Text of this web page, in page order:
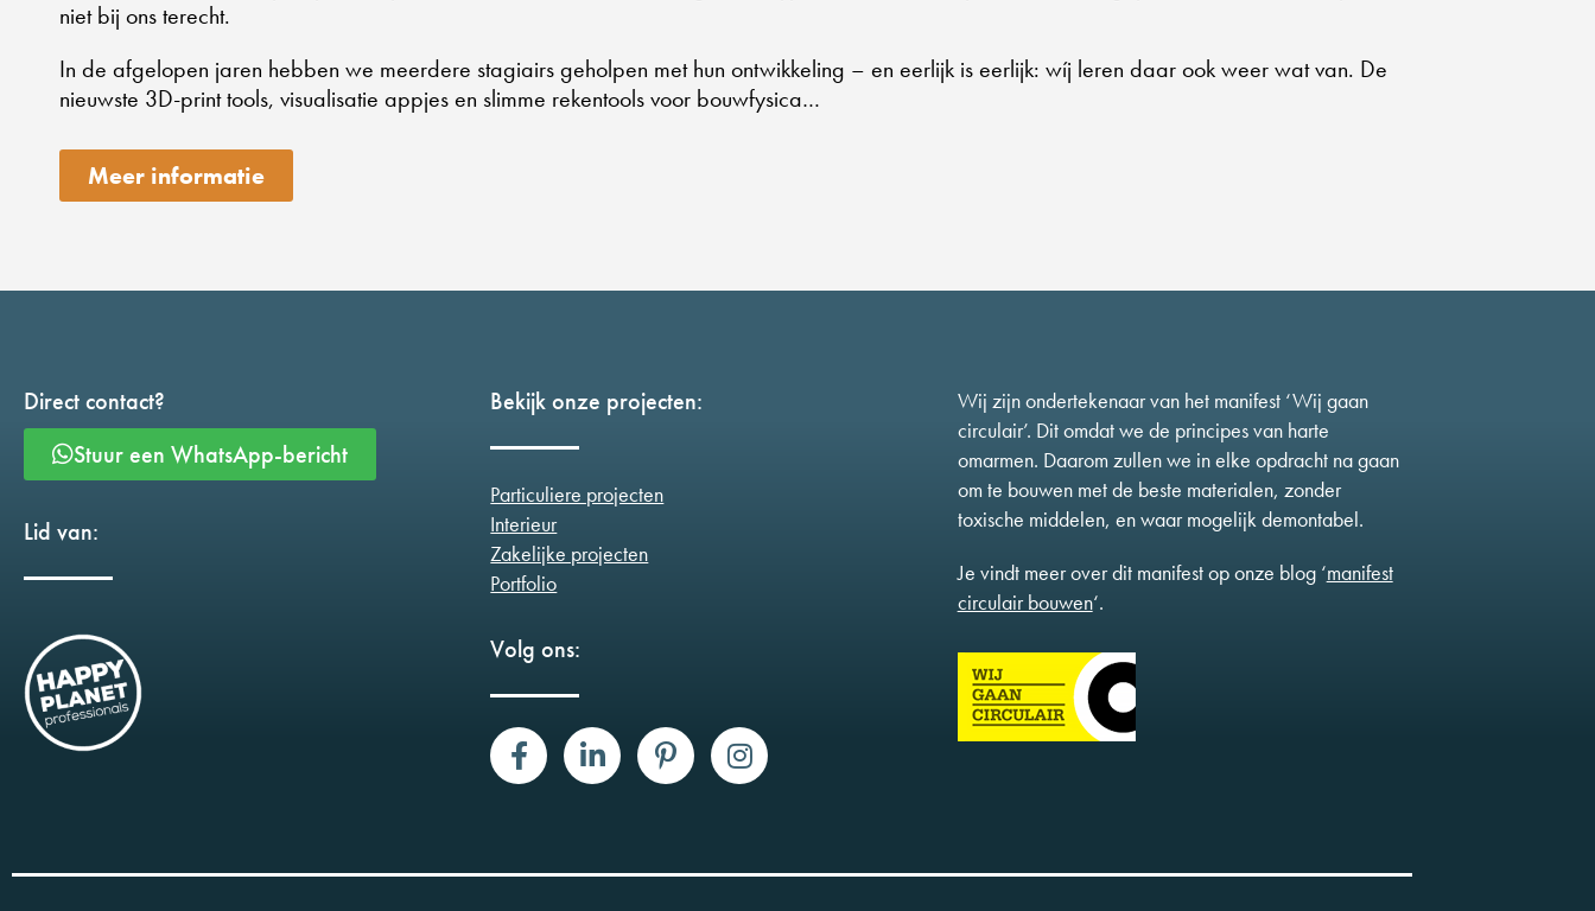
niet bij ons terecht.
In de afgelopen jaren hebben we meerdere stagiairs geholpen met hun ontwikkeling – en eerlijk is eerlijk: wíj leren daar ook weer wat van. De
nieuwste 3D-print tools, visualisatie appjes en slimme rekentools voor bouwfysica…
Meer informatie
Direct contact?
Stuur een WhatsApp-bericht
Lid van:
Bekijk onze projecten:
Particuliere projecten
Interieur
Zakelijke projecten
Portfolio
Volg ons:
Wij zijn ondertekenaar van het manifest ‘Wij gaan
circulair’. Dit omdat we de principes van harte
omarmen. Daarom zullen we in elke opdracht na gaan
om te bouwen met de beste materialen, zonder
toxische middelen, en waar mogelijk demontabel.
Je vindt meer over dit manifest op onze blog ‘manifest
circulair bouwen‘.